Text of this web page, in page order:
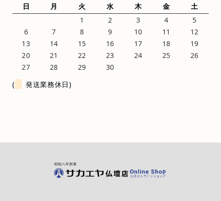
日
月 火 水 木 金
土
1
2 3 4
5
6
7 8 9 10 11
12
13
14 15 16 17 18
19
20
21 22 23 24 25
26
27
28 29
30
(
発送業務休日)